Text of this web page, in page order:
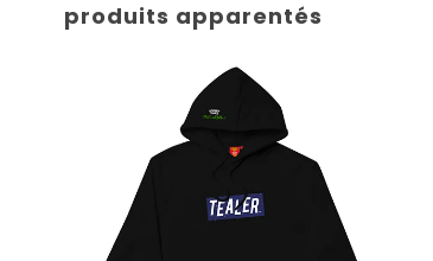
produits apparentés